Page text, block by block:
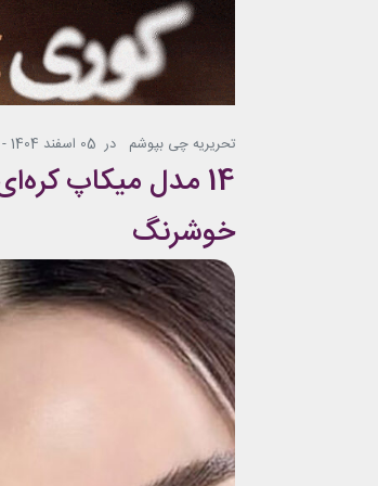
تحریریه چی بپوشم در 05 اسفند 1404 - 19:04
14 مدل میکاپ
خوشرنگ